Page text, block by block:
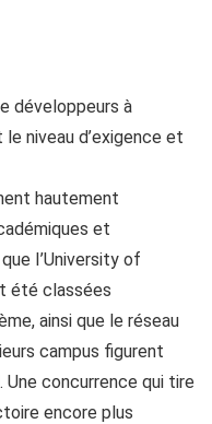
développeurs à
niveau d’exigence et
hautement
et
I’University of
été classées
ainsi que le réseau
campus figurent
concurrence qui tire
encore plus